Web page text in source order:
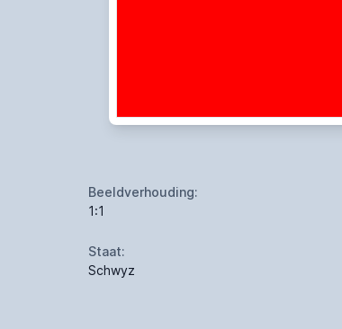
Beeldverhouding:
1:1
Staat:
Schwyz